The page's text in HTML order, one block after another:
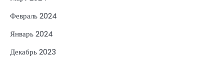
Февраль 2024
Январь 2024
Декабрь 2023